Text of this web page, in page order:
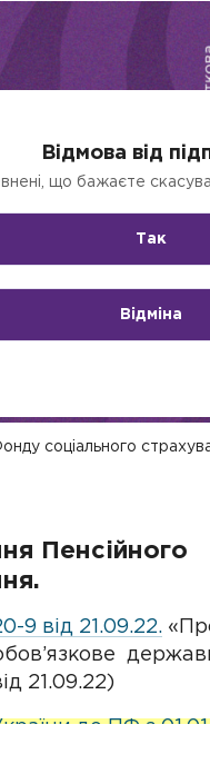
соціального
Пенсійного
9 від 21.09.22.
21.09.22)
до ПФ з
Відмова від
що бажаєте
Так
Відміна